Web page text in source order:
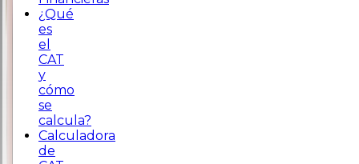
¿Qué
es
el
CAT
y
cómo
se
calcula?
Calculadora
de